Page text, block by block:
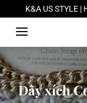
Chuyển
đến
dung
K&A US STYLE
Dây xích